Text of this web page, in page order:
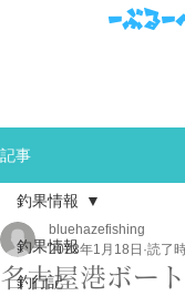
－ぶるー
記事
釣果情報
釣行記
釣果情報
名古屋港ボー
bluehazefishing
2023年1月18日 読了